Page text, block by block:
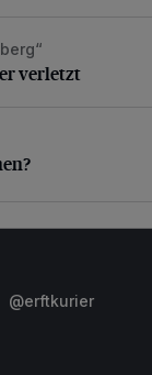
verletzt
@erftkurier